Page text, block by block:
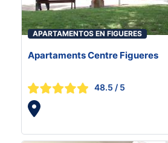
APARTAMENTOS EN FIGUERES
Apartaments Centre Figueres
48.5 / 5